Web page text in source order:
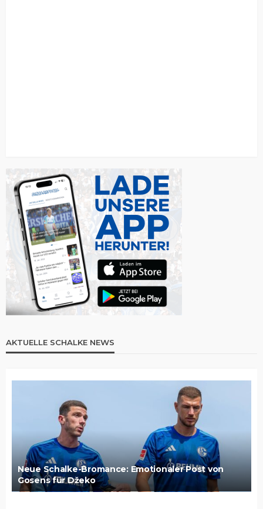
AKTUELLE SCHALKE NEWS
Neue Schalke-Bromance: Emotionaler Post von
Gosens für Džeko